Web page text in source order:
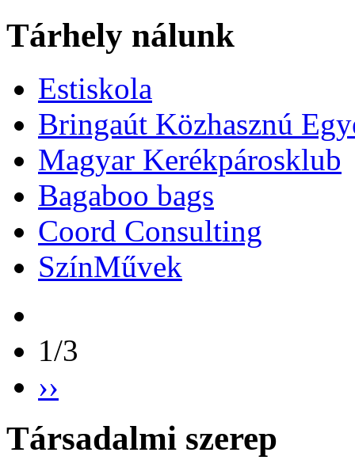
Tárhely nálunk
Estiskola
Bringaút Közhasznú
Magyar Kerékpárosklub
Bagaboo bags
Coord Consulting
SzínMűvek
1/3
››
Társadalmi szerep